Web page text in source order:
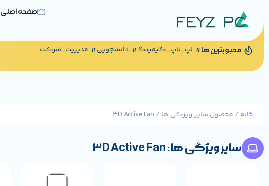
صفحه اصلی
محبوبترین ها لپ_تاپ_گیمینگ دانشجویی مدیریت_شرکت
خانه / محصول سایر ویژگی ها / 3D Active Fan
سایر ویژگی ها: 3D Active Fan